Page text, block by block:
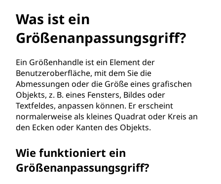
Was ist ein
Größenanpassungsgriff?
Ein Größenhandle ist ein Element der
Benutzeroberfläche, mit dem Sie die
Abmessungen oder die Größe eines grafischen
Objekts, z. B. eines Fensters, Bildes oder
Textfeldes, anpassen können. Er erscheint
normalerweise als kleines Quadrat oder Kreis an
den Ecken oder Kanten des Objekts.
Wie funktioniert ein
Größenanpassungsgriff?